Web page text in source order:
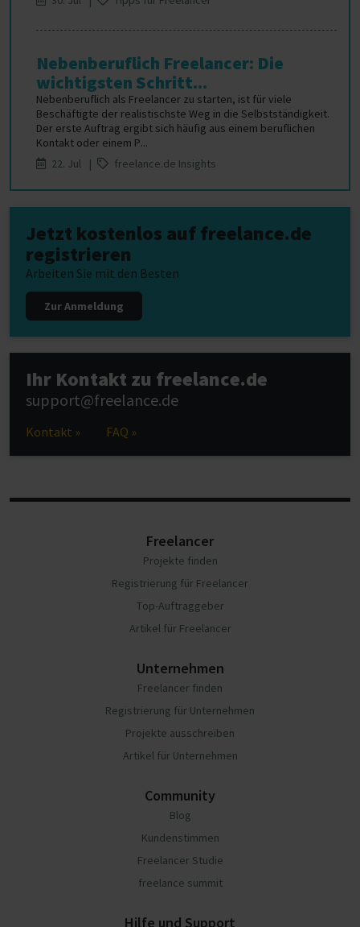
Nebenberuflich Freelancer: Die
wichtigsten Schritt...
Nebenberuflich als Freelancer zu starten, ist für viele
Beschäftigte der realistischste Weg in die Selbstständigkeit.
Der erste Auftrag ergibt sich häufig aus einem beruflichen
Kontakt oder einem P...
22. Jul |
freelance.de Insights
Jetzt kostenlos auf freelance.de
registrieren
Arbeiten Sie mit den Besten
Zur Anmeldung
Ihr Kontakt zu freelance.de
support@freelance.de
Kontakt » FAQ »
Freelancer
Projekte finden
Registrierung für Freelancer
Top-Auftraggeber
Artikel für Freelancer
Unternehmen
Freelancer finden
Registrierung für Unternehmen
Projekte ausschreiben
Artikel für Unternehmen
Community
Blog
Kundenstimmen
Freelancer Studie
freelance summit
Hilfe und Support